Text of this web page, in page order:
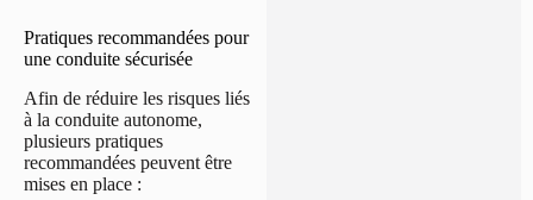
Pratiques recommandées pour
une conduite sécurisée
Afin de réduire les risques liés
à la conduite autonome,
plusieurs pratiques
recommandées peuvent être
mises en place :